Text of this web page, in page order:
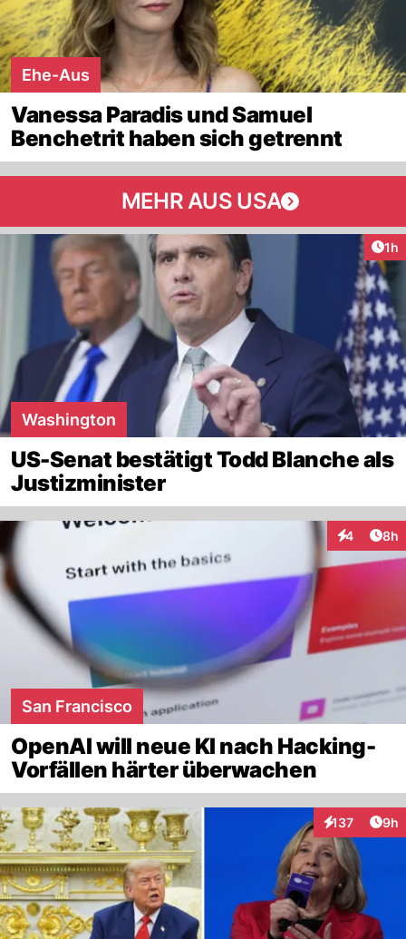
Ehe-Aus
Vanessa Paradis und Samuel
Benchetrit haben sich getrennt
MEHR AUS USA
1h
Washington
US-Senat bestätigt Todd Blanche als
Justizminister
4 8h
San Francisco
OpenAI will neue KI nach Hacking-
Vorfällen härter überwachen
137
Interaktionen
9h